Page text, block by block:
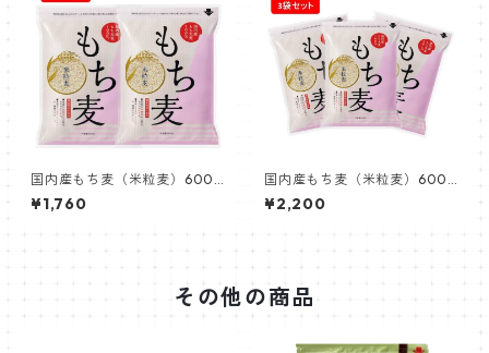
国内産もち麦（米粒麦）600g
機能性表示食品×2個
¥1,760
国内産もち麦（米粒麦）600g
機能性表示食品×3個
¥2,200
その他の商品